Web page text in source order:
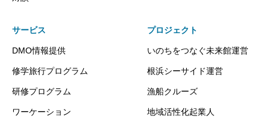
サービス
DMO情報提供
修学旅行プログラム
研修プログラム
ワーケーション
プロジェクト
いのちをつなぐ未来館運営
根浜シーサイド運営
漁船クルーズ
地域活性化起業人